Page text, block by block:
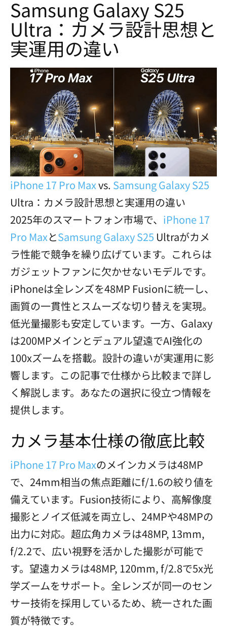
Samsung Galaxy S25
Ultra：カメラ設計思想と
実運用の違い
iPhone 17 Pro Maxvs. Samsung Galaxy S25
Ultra：カメラ設計思想と実運用の違い
2025年のスマートフォン市場で、 iPhone 17
Pro MaxとSamsung Galaxy S25 Ultraがカメ
ラ性能で競争を繰り広げています。これらは
ガジェットファンに欠かせないモデルです。
iPhoneは全レンズを48MP Fusionに統一し、
画質の一貫性とスムーズな切り替えを実現。
低光量撮影も安定しています。一方、Galaxy
は200MPメインとデュアル望遠でAI強化の
100xズームを搭載。設計の違いが実運用に影
響します。この記事で仕様から比較まで詳し
く解説します。あなたの選択に役立つ情報を
提供します。
カメラ基本仕様の徹底比較
iPhone 17 Pro Maxのメインカメラは48MP
で、24mm相当の焦点距離にf/1.6の絞り値を
備えています。Fusion技術により、高解像度
撮影とノイズ低減を両立し、24MPや48MPの
出力に対応。超広角カメラは48MP, 13mm,
f/2.2で、広い視野を活かした撮影が可能で
す。望遠カメラは48MP, 120mm, f/2.8で5x光
学ズームをサポート。全レンズが同一のセン
サー技術を採用しているため、統一された画
質が特徴です。